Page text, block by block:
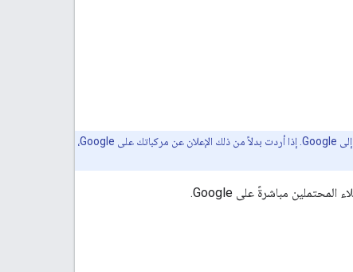
جمهور هذا الموقع الإلكتروني هو وكلاء بيع السيارات، أو ممثل عن وكالة سيارات، يريد تقديم مخزون المركبات إلى Google. إذا أردت بدلاً من ذلك الإعلان عن مركباتك على Google،